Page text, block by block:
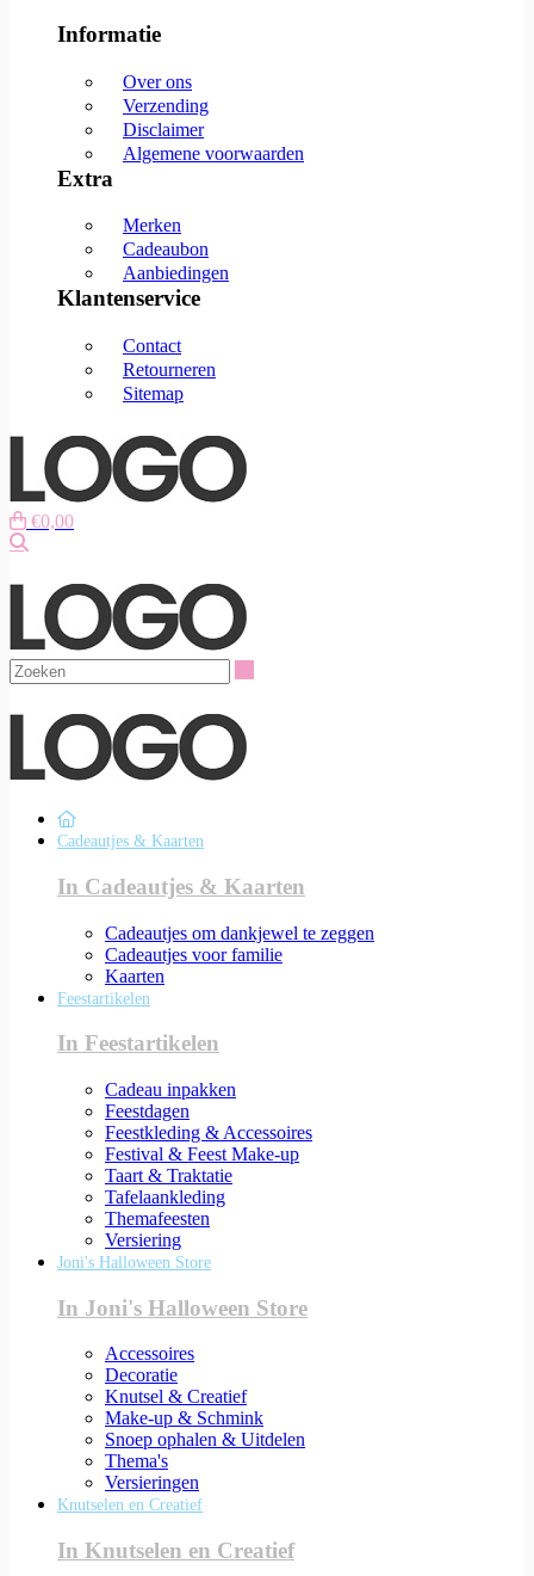
Informatie
Over ons
Verzending
Disclaimer
Algemene voorwaarden
Extra
Merken
Cadeaubon
Aanbiedingen
Klantenservice
Contact
Retourneren
Sitemap
€0,00
Cadeautjes & Kaarten
In Cadeautjes & Kaarten
Cadeautjes om dankjewel te zeggen
Cadeautjes voor familie
Kaarten
Feestartikelen
In Feestartikelen
Cadeau inpakken
Feestdagen
Feestkleding & Accessoires
Festival & Feest Make-up
Taart & Traktatie
Tafelaankleding
Themafeesten
Versiering
Joni's Halloween Store
In Joni's Halloween Store
Accessoires
Decoratie
Knutsel & Creatief
Make-up & Schmink
Snoep ophalen & Uitdelen
Thema's
Versieringen
Knutselen en Creatief
In Knutselen en Creatief